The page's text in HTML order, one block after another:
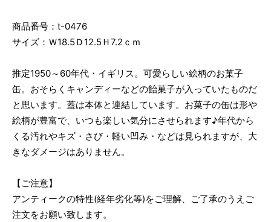
商品番号：t-0476
サイズ：Ｗ18.5Ｄ12.5Ｈ7.2ｃｍ
推定1950～60年代・イギリス。可愛らしい絵柄のお菓子
缶。おそらくキャンディーなどの飴菓子が入っていたものだ
と思います。蓋は本体と連結しています。お菓子の缶は形や
絵柄が豊富で、いつも楽しい気分にさせられます♪年代から
くる汚れやキズ・さび・軽い凹み・などは見られますが、大
きなダメージはありません。
【ご注意】
アンティークの特性(経年劣化等)をご理解、ご了承のうえご
注文をお願い致します。